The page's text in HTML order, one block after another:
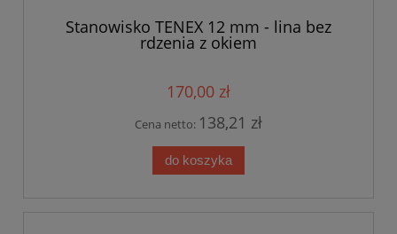
Stanowisko TENEX 12 mm - lina bez
rdzenia z okiem
170,00 zł
Cena netto: 138,21 zł
do koszyka